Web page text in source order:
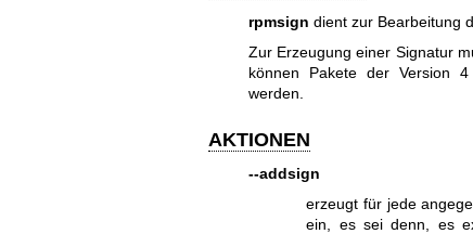
rpmsign dient zur Bearbeitung
Zur Erzeugung einer Signatur
können Pakete der Version
werden.
AKTIONEN
--addsign
erzeugt für jede
ein, es sei denn, es